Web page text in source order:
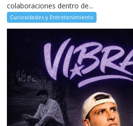
colaboraciones dentro de...
Curiosidades y Entretenimiento